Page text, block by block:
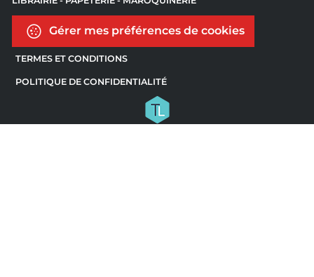
Gérer mes préférences de cookies
TERMES ET CONDITIONS
POLITIQUE DE CONFIDENTIALITÉ